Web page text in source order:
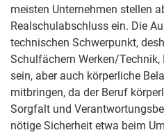
meisten Unternehmen stellen
Realschulabschluss ein. Die
technischen Schwerpunkt,
Schulfächern Werken/
sein, aber auch körperliche
mitbringen, da der Beruf
Sorgfalt und
nötige Sicherheit etwa beim